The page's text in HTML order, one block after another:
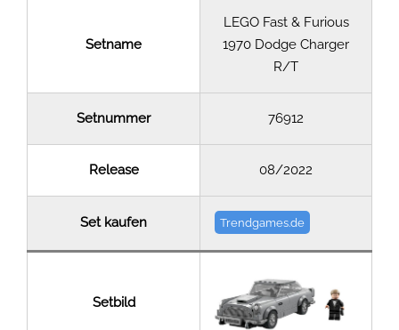
Setname
LEGO Fast & Furious
1970 Dodge Charger
R/T
Setnummer 76912
Release 08/2022
Set kaufen Trendgames.de
Setbild